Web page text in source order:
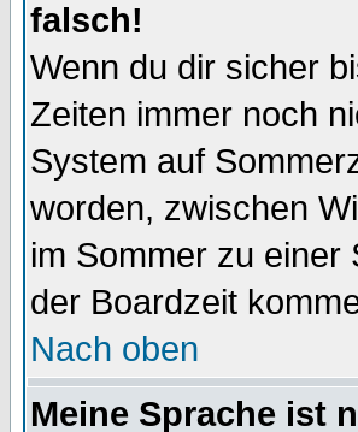
falsch!
Wenn du dir sicher
Zeiten immer noch
System auf
worden, zwischen
im Sommer zu einer
der Boardzeit
Nach oben
Meine Sprache ist